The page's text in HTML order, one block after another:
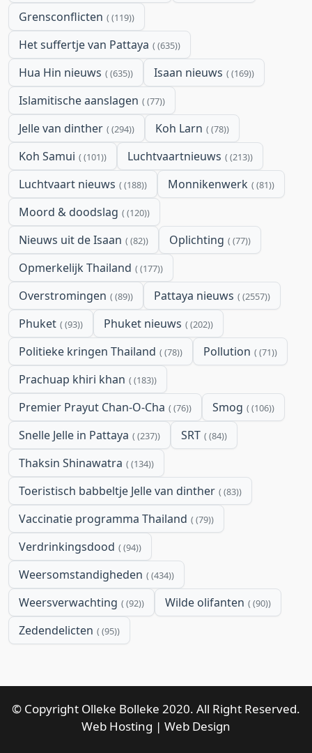
Grensconflicten (119)
Het suffertje van Pattaya (635)
Hua Hin nieuws (635) Isaan nieuws (169)
Islamitische aanslagen (77)
Jelle van dinther (294) Koh Larn (78)
Koh Samui (101) Luchtvaartnieuws (213)
Luchtvaart nieuws (188) Monnikenwerk (81)
Moord & doodslag (120)
Nieuws uit de Isaan (82) Oplichting (77)
Opmerkelijk Thailand (177)
Overstromingen (89) Pattaya nieuws (2557)
Phuket (93) Phuket nieuws (202)
Politieke kringen Thailand (78) Pollution (71)
Prachuap khiri khan (183)
Premier Prayut Chan-O-Cha (76) Smog (106)
Snelle Jelle in Pattaya (237) SRT (84)
Thaksin Shinawatra (134)
Toeristisch babbeltje Jelle van dinther (83)
Vaccinatie programma Thailand (79)
Verdrinkingsdood (94)
Weersomstandigheden (434)
Weersverwachting (92) Wilde olifanten (90)
Zedendelicten (95)
© Copyright Olleke Bolleke 2020. All Right Reserved.
Web Hosting | Web Design